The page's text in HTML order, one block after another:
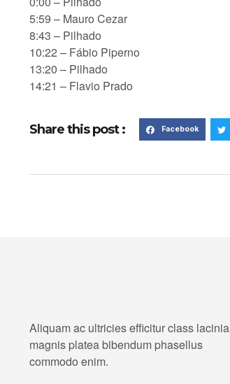
5:59 – Mauro Cezar
8:43 – Pilhado
10:22 – Fábio Piperno
13:20 – Pilhado
14:21 – Flavio Prado
Share this post : Facebook
Aliquam ac ultricies efficitur class lacinia
magnis platea bibendum phasellus
commodo enim.